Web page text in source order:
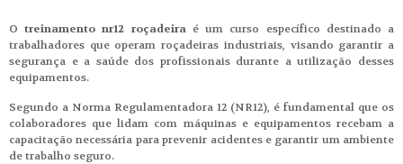
Otreinamento nr12 roçadeiraé um curso específico destinado a
trabalhadores que operam roçadeiras industriais, visando garantir a
segurança e a saúde dos profissionais durante a utilização desses
equipamentos.
Segundo a Norma Regulamentadora 12 (NR12), é fundamental que os
colaboradores que lidam com máquinas e equipamentos recebam a
capacitação necessária para prevenir acidentes e garantir um ambiente
de trabalho seguro.